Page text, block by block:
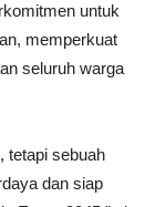
untuk
memperkuat
seluruh warga
tetapi sebuah
dan siap